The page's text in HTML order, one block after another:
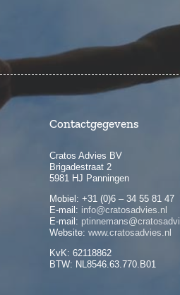
Contactgegevens
Cratos Advies BV
Brigadestraat 2
5981 HJ Panningen
Mobiel: +31 (0)6 – 34 55 81 47
E-mail: info@cratosadvies.nl
E-mail:
Website: www.cratosadvies.nl
KvK: 62118862
BTW: NL8546.63.770.B01